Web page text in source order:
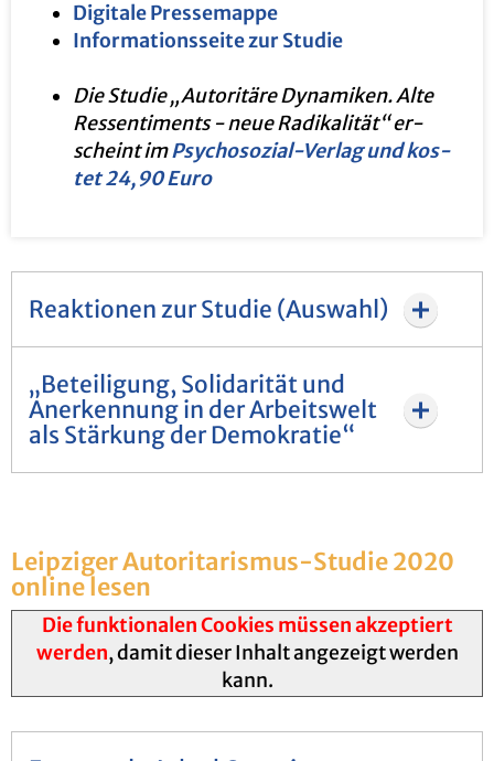
Di­gi­ta­le Pres­se­map­pe
In­for­ma­ti­ons­sei­te zur Stu­die
Die Stu­die „Au­to­ri­tä­re Dy­na­mi­ken. Alte
Res­sen­ti­ments - neue Ra­di­ka­li­tät“ er­
scheint imPsy­cho­so­zi­al-Ver­lag und kos­
tet 24,90 Euro
Reaktionen zur Studie (Auswahl)
„Beteiligung, Solidarität und
Anerkennung in der Arbeitswelt
als Stärkung der Demokratie“
Leip­zi­ger Au­to­ri­ta­ris­mus-Stu­die 2020
on­line lesen
Die funktionalen Cookies müssen akzeptiert
werden, damit dieser Inhalt angezeigt werden
kann.